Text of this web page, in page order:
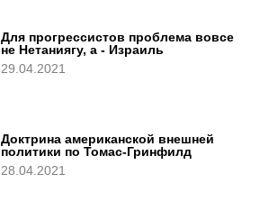
Для прогрессистов проблема вовсе
не Нетаниягу, а - Израиль
29.04.2021
Доктрина американской внешней
политики по Томас-Гринфилд
28.04.2021